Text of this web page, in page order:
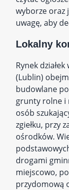
wyborze oraz
uwagę, aby
Lokalny
Rynek
(Lublin)
budowlane
grunty rolne i
osób
zgiełku, przy
ośrodków.
drogami
miejscowo,
przydomową